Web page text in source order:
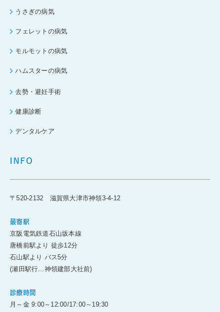
うさぎの病気
フェレットの病気
モルモットの病気
ハムスターの病気
去勢・避妊手術
健康診断
デンタルケア
INFO
〒520-2132 滋賀県大津市神領3-4-12
最寄駅
京阪電気鉄道石山坂本線
唐橋前駅より 徒歩12分
石山駅より バス5分
(瀬田駅行…神領建部大社前)
診療時間
月～金 9:00～12:00/17:00～19:30